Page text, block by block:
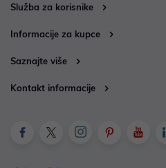
Služba za korisnike
Informacije za kupce
Saznajte više
Kontakt informacije